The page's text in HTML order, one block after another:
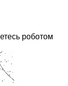
роботом